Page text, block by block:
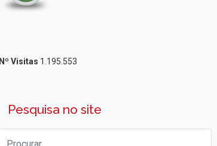
Nº Visitas 1.195.553
Pesquisa no site